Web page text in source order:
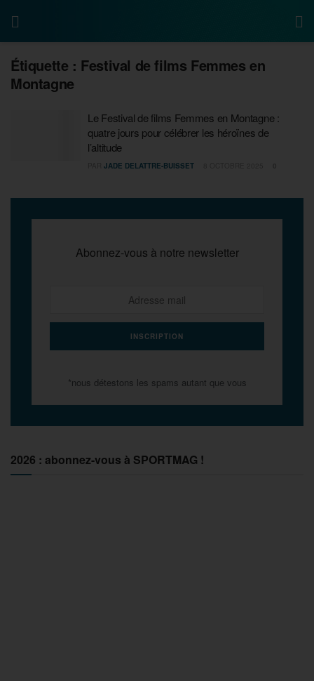
Étiquette : Festival de films Femmes en
Montagne
Le Festival de films Femmes en Montagne :
quatre jours pour célébrer les héroïnes de
l’altitude
JADE DELATTRE-BUISSET
Abonnez-vous à notre newsletter
*nous détestons les spams autant que vous
2026 : abonnez-vous à SPORTMAG !